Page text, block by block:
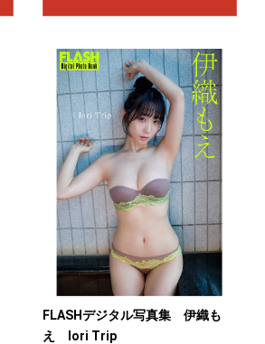
FLASHデジタル写真集 伊織も
え Iori Trip